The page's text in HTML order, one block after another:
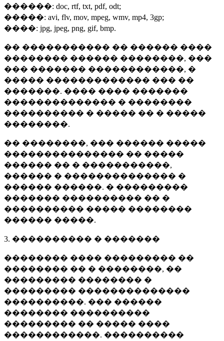
������: doc, rtf, txt, pdf, odt;
�����: avi, flv, mov, mpeg, wmv, mp4, 3gp;
����: jpg, jpeg, png, gif, bmp.
�� ����������� �� ������ ����
�������� ������ ��������, ���
��� ������� ������������, �
����� ������������� ��� ��
�������. ���� ���� �������
�������������� � ��������
���������� � ����� �� � �����
��������.
�� ��������, ��� ������ �����
��������������� �� �����
������ �� � �����������,
������ � �������������� �
������ ������. � ���������
������� ���������� �� �
���������� ����� ��������
������ �����.
3. ���������� � �������
�������� ���� ��������� ��
�������� �� � ��������, ��
��������� �������� �
��������� ��������������
����������. ��� ������
�������� ����������
��������� �� ����� ����
������������. ����������